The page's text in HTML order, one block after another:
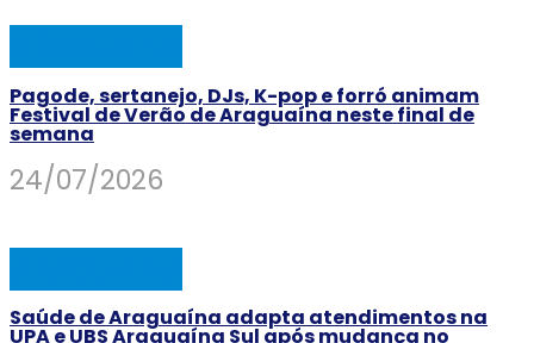
Pagode, sertanejo, DJs, K-pop e forró animam
Festival de Verão de Araguaína neste final de
semana
24/07/2026
Saúde de Araguaína adapta atendimentos na
UPA e UBS Araguaína Sul após mudança no